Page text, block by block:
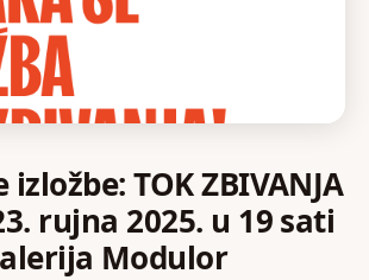
TOK ZBIVANJA
rujna 2025. u 19 sati
Modulor